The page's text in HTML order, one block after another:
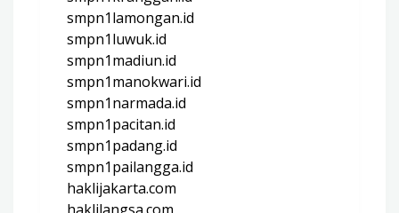
smpn1lamongan.id
smpn1luwuk.id
smpn1madiun.id
smpn1manokwari.id
smpn1narmada.id
smpn1pacitan.id
smpn1padang.id
smpn1pailangga.id
haklijakarta.com